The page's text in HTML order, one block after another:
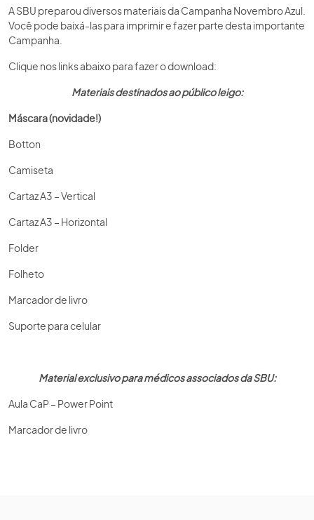
A SBU preparou diversos materiais da Campanha Novembro Azul.
Você pode baixá-las para imprimir e fazer parte desta importante
Campanha.
Clique nos links abaixo para fazer o download:
Materiais destinados ao público leigo:
Máscara (novidade!)
Botton
Camiseta
Cartaz A3 – Vertical
Cartaz A3 – Horizontal
Folder
Folheto
Marcador de livro
Suporte para celular
Material exclusivo para médicos associados da SBU:
Aula CaP – Power Point
Marcador de livro